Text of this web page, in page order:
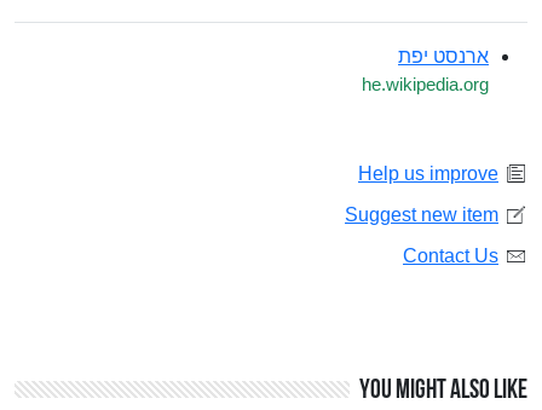
ארנסט יפת
he.wikipedia.org
Help us improve
Suggest new item
Contact Us
You might also like